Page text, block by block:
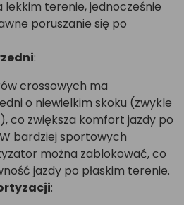
terenie, jednocześnie
poruszanie się po
:
crossowych ma
o niewielkim skoku (zwykle
co zwiększa komfort jazdy po
bardziej sportowych
można zablokować, co
jazdy po płaskim terenie.
: